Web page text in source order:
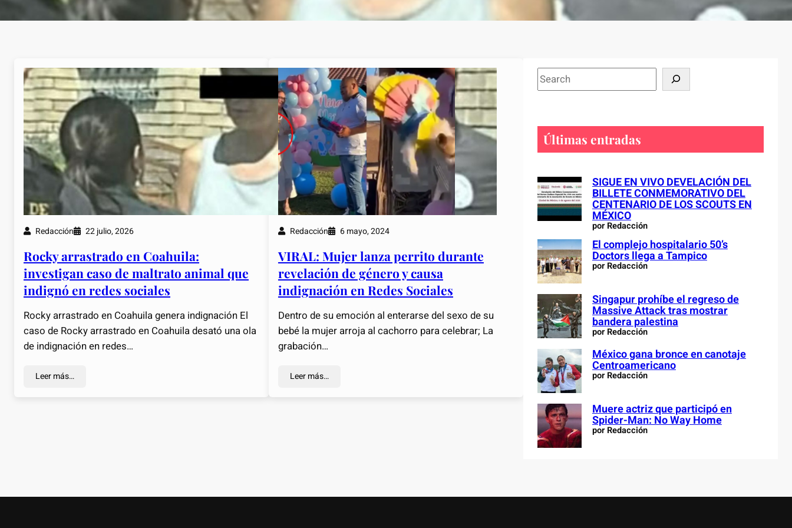
Redacción 22 julio, 2026
Rocky arrastrado en Coahuila:
investigan caso de maltrato animal que
indignó en redes sociales
Rocky arrastrado en Coahuila genera indignación El
caso de Rocky arrastrado en Coahuila desató una ola
de indignación en redes…
Leer más…
Redacción 6 mayo, 2024
VIRAL: Mujer lanza perrito durante
revelación de género y causa
indignación en Redes Sociales
Dentro de su emoción al enterarse del sexo de su
bebé la mujer arroja al cachorro para celebrar; La
grabación…
Leer más…
S
e
h
Últimas entradas
SIGUE EN VIVO DEVELACIÓN DEL
BILLETE CONMEMORATIVO DEL
CENTENARIO DE LOS SCOUTS EN
MÉXICO
por Redacción
El complejo hospitalario 50’s
Doctors llega a Tampico
por Redacción
Singapur prohíbe el regreso de
Massive Attack tras mostrar
bandera palestina
por Redacción
México gana bronce en canotaje
Centroamericano
por Redacción
Muere actriz que participó en
Spider-Man: No Way Home
por Redacción